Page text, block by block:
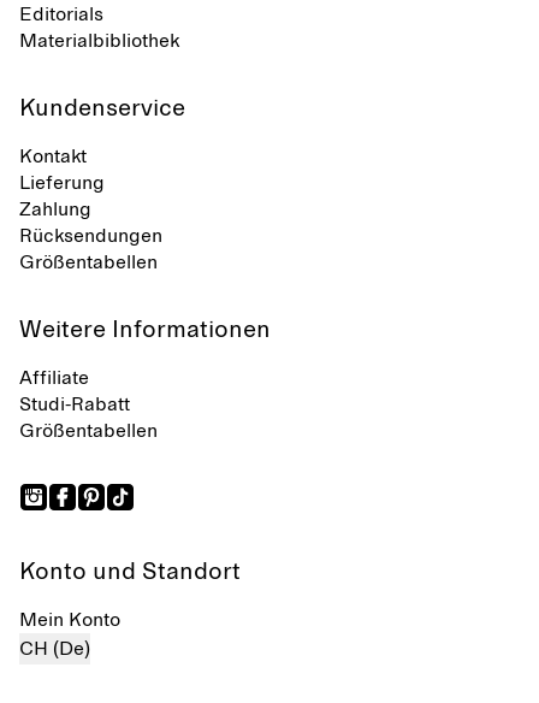
Editorials
Materialbibliothek
Kundenservice
Kontakt
Lieferung
Zahlung
Rücksendungen
Größentabellen
Weitere Informationen
Affiliate
Studi-Rabatt
Größentabellen
Konto und Standort
Mein Konto
CH (De)